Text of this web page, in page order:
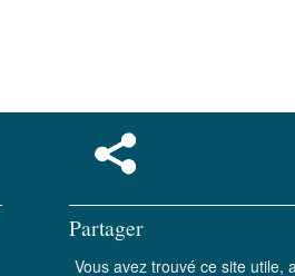
Partager
Vous avez trouvé ce site utile,